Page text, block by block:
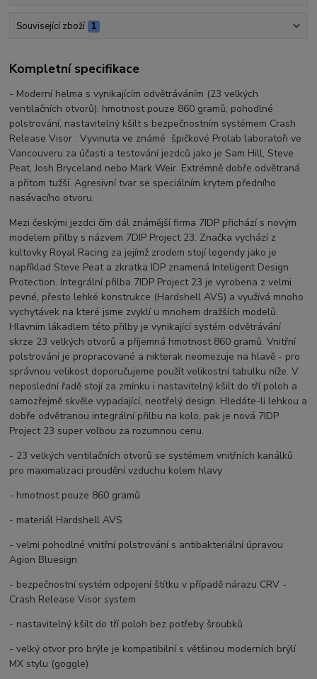
Související zboží 1
Kompletní specifikace
- Moderní helma s vynikajícím odvětráváním (23 velkých
ventilačních otvorů), hmotnost pouze 860 gramů, pohodlné
polstrování, nastavitelný kšilt s bezpečnostním systémem Crash
Release Visor . Vyvinuta ve známé špičkové Prolab laboratoři ve
Vancouveru za účasti a testování jezdců jako je Sam Hill, Steve
Peat, Josh Bryceland nebo Mark Weir. Extrémně dobře odvětraná
a přitom tužší. Agresivní tvar se speciálním krytem předního
nasávacího otvoru.
Mezi českými jezdci čím dál známější firma 7IDP přichází s novým
modelem přilby s názvem 7DIP Project 23. Značka vychází z
kultovky Royal Racing za jejímž zrodem stojí legendy jako je
například Steve Peat a zkratka IDP znamená Inteligent Design
Protection. Integrální přilba 7IDP Project 23 je vyrobena z velmi
pevné, přesto lehké konstrukce (Hardshell AVS) a využívá mnoho
vychytávek na které jsme zvyklí u mnohem dražších modelů.
Hlavním lákadlem této přilby je vynikající systém odvětrávání
skrze 23 velkých otvorů a příjemná hmotnost 860 gramů. Vnitřní
polstrování je propracované a nikterak neomezuje na hlavě - pro
správnou velikost doporučujeme použít velikostní tabulku níže. V
neposlední řadě stojí za zmínku i nastavitelný kšilt do tří poloh a
samozřejmě skvěle vypadající, neotřelý design. Hledáte-li lehkou a
dobře odvětranou integrální přilbu na kolo, pak je nová 7IDP
Project 23 super volbou za rozumnou cenu.
- 23 velkých ventilačních otvorů se systémem vnitřních kanálků
pro maximalizaci proudění vzduchu kolem hlavy
- hmotnost pouze 860 gramů
- materiál Hardshell AVS
- velmi pohodlné vnitřní polstrování s antibakteriální úpravou
Agion Bluesign
- bezpečnostní systém odpojení štítku v případě nárazu CRV -
Crash Release Visor system
- nastavitelný kšilt do tří poloh bez potřeby šroubků
- velký otvor pro brýle je kompatibilní s většinou moderních brýlí
MX stylu (goggle)